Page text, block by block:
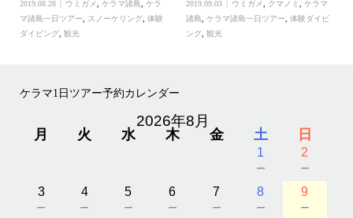
2019.08.28 ウミガメ ケラマ諸島
ケラ
マ諸島一日ツアー
スノーケリング, 体験
ダイビング, 観光
2019.09.03 ウミガメ クマノミ ,ケラマ
諸島
,ケラマ諸島一日ツアー ,体験ダイビ
ング ,観光
ケラマ1日ツアー予約カレンダー
2026年8月
月 火 水 木 金 土 日
1
－
2
－
3
－
4
－
5
－
6
－
7
－
8
－
9
－